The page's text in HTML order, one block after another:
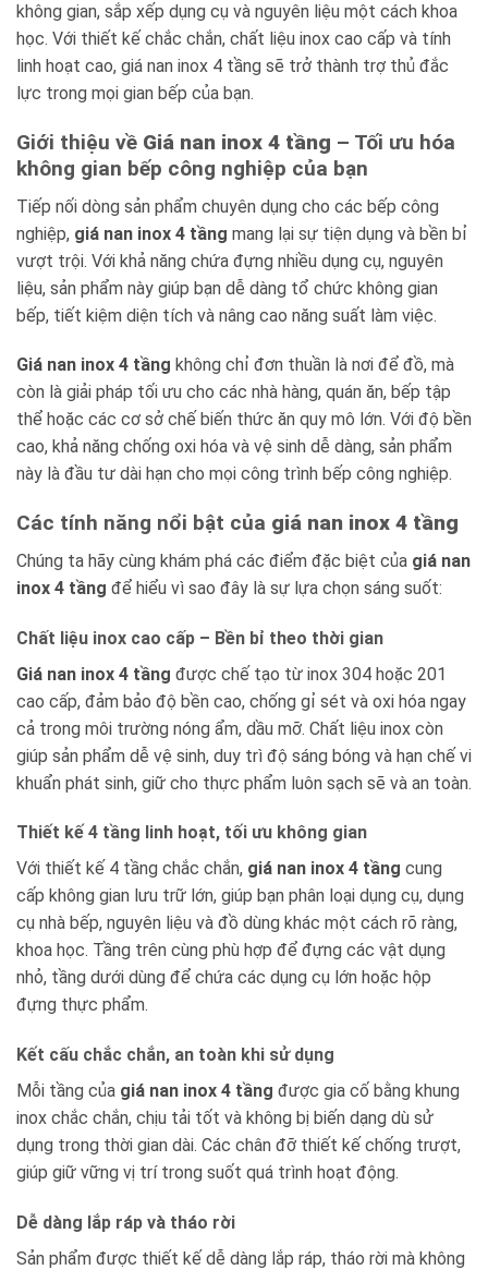
không gian, sắp xếp dụng cụ và nguyên liệu một cách khoa
học. Với thiết kế chắc chắn, chất liệu inox cao cấp và tính
linh hoạt cao, giá nan inox 4 tầng sẽ trở thành trợ thủ đắc
lực trong mọi gian bếp của bạn.
Giới thiệu về Giá nan inox 4 tầng – Tối ưu hóa
không gian bếp công nghiệp của bạn
Tiếp nối dòng sản phẩm chuyên dụng cho các bếp công
nghiệp, giá nan inox 4 tầng mang lại sự tiện dụng và bền bỉ
vượt trội. Với khả năng chứa đựng nhiều dụng cụ, nguyên
liệu, sản phẩm này giúp bạn dễ dàng tổ chức không gian
bếp, tiết kiệm diện tích và nâng cao năng suất làm việc.
Giá nan inox 4 tầng không chỉ đơn thuần là nơi để đồ, mà
còn là giải pháp tối ưu cho các nhà hàng, quán ăn, bếp tập
thể hoặc các cơ sở chế biến thức ăn quy mô lớn. Với độ bền
cao, khả năng chống oxi hóa và vệ sinh dễ dàng, sản phẩm
này là đầu tư dài hạn cho mọi công trình bếp công nghiệp.
Các tính năng nổi bật của giá nan inox 4 tầng
Chúng ta hãy cùng khám phá các điểm đặc biệt của giá nan
inox 4 tầng để hiểu vì sao đây là sự lựa chọn sáng suốt:
Chất liệu inox cao cấp – Bền bỉ theo thời gian
Giá nan inox 4 tầng được chế tạo từ inox 304 hoặc 201
cao cấp, đảm bảo độ bền cao, chống gỉ sét và oxi hóa ngay
cả trong môi trường nóng ẩm, dầu mỡ. Chất liệu inox còn
giúp sản phẩm dễ vệ sinh, duy trì độ sáng bóng và hạn chế vi
khuẩn phát sinh, giữ cho thực phẩm luôn sạch sẽ và an toàn.
Thiết kế 4 tầng linh hoạt, tối ưu không gian
Với thiết kế 4 tầng chắc chắn, giá nan inox 4 tầng cung
cấp không gian lưu trữ lớn, giúp bạn phân loại dụng cụ, dụng
cụ nhà bếp, nguyên liệu và đồ dùng khác một cách rõ ràng,
khoa học. Tầng trên cùng phù hợp để đựng các vật dụng
nhỏ, tầng dưới dùng để chứa các dụng cụ lớn hoặc hộp
đựng thực phẩm.
Kết cấu chắc chắn, an toàn khi sử dụng
Mỗi tầng của giá nan inox 4 tầng được gia cố bằng khung
inox chắc chắn, chịu tải tốt và không bị biến dạng dù sử
dụng trong thời gian dài. Các chân đỡ thiết kế chống trượt,
giúp giữ vững vị trí trong suốt quá trình hoạt động.
Dễ dàng lắp ráp và tháo rời
Sản phẩm được thiết kế dễ dàng lắp ráp, tháo rời mà không